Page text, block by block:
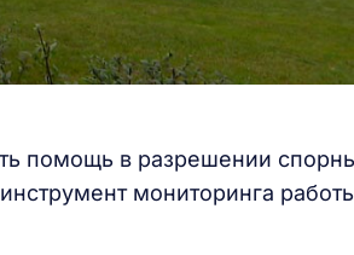
помощь в разрешении
мониторинга